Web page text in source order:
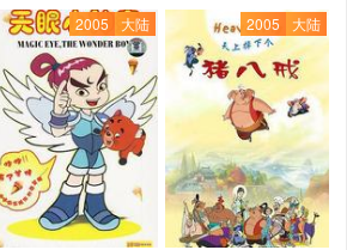
2005 大陆 2005 大陆